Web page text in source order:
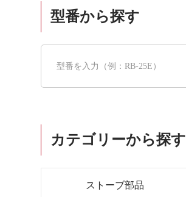
型番から探す
カテゴリーから探す
ストーブ部品